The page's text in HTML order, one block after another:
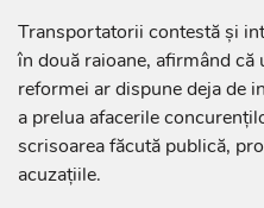
Transportatorii contestă și
în două raioane, afirmând
reformei ar dispune deja de
a prelua afacerile
scrisoarea făcută publică,
acuzațiile.